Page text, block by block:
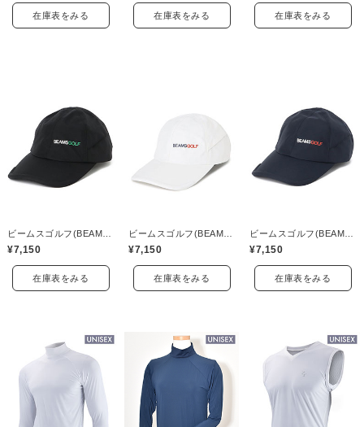
在庫表をみる 在庫表をみる 在庫表をみる
¥7,150
在庫表をみる
¥7,150
在庫表をみる
¥7,150
在庫表をみる